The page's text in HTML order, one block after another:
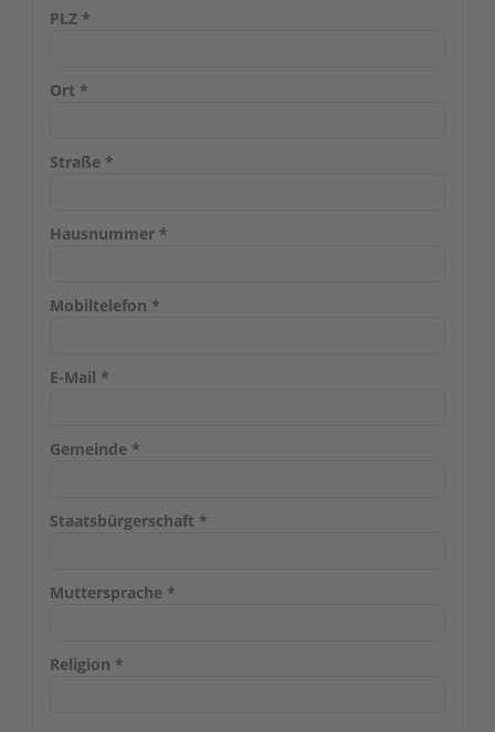
PLZ *
Ort *
Straße *
Hausnummer *
Mobiltelefon *
E-Mail *
Gemeinde *
Staatsbürgerschaft *
Muttersprache *
Religion *